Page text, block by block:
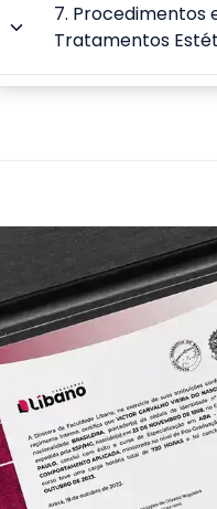
7. Procedimentos
Tratamentos
Aplicação da
Prática no Mercado
TOTAL: